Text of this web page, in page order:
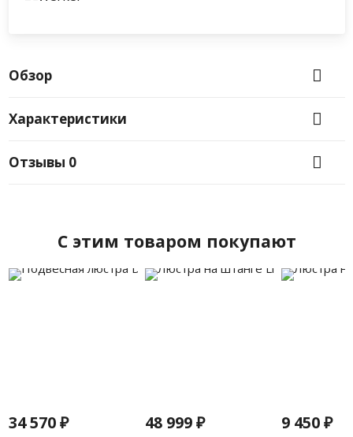
Обзор
Характеристики
Отзывы 0
C этим товаром покупают
34 570₽ 48 999₽ 9 450₽